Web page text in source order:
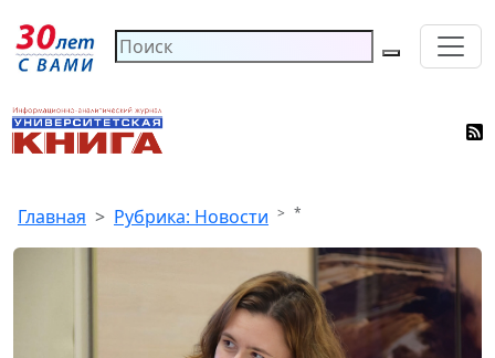
Главная Рубрика: Новости *